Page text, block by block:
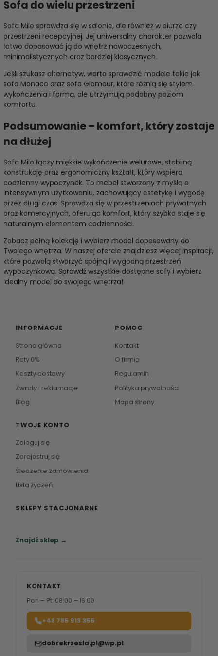
Sofa do wielu przestrzeni
Sofa Milo sprawdza się w salonie, ale również w biurze czy
przestrzeni recepcyjnej. Jej uniwersalny charakter pozwala
łatwo dopasować ją do wnętrz nowoczesnych,
minimalistycznych oraz bardziej klasycznych.
Jeśli szukasz alternatyw, warto sprawdzić modele takie jak
sofa Monaco oraz sofa Glamour, które różnią się stylem
wykończenia i formą, ale utrzymują podobny poziom
komfortu.
Podsumowanie – komfort, który zostaje
na dłużej
Sofa Milo łączy miękkie wykończenie welurowe, stabilną
konstrukcję oraz ergonomiczny kształt, który wspiera
codzienny wypoczynek. To mebel stworzony z myślą o
intensywnym użytkowaniu, zachowujący estetykę i wygodę
przez długi czas. Sprawdza się w przestrzeniach prywatnych
oraz komercyjnych, oferując komfort, który szybko staje się
naturalnym elementem codzienności.
Zobacz pełną kolekcję i wybierz model dopasowany do
Twojego wnętrza. W naszej ofercie znajdziesz więcej inspiracji,
które pozwolą stworzyć spójną i wygodną przestrzeń
wypoczynkową. Sprawdź wszystkie dostępne sofy i wybierz
idealny model do swojego wnętrza!
INFORMACJE
Strona główna
Raty 0%
Koszty dostawy
Zwroty i reklamacje
Blog
POMOC
Kontakt
O firmie
Regulamin
Polityka prywatności
Mapa strony
TWOJE KONTO
Zaloguj się
Zarejestruj się
Śledzenie zamówienia
Lista życzeń
SKLEPY STACJONARNE
Znajdź sklep →
KONTAKT
Pon – Pt: 08:00 – 16:00
+48 785 913 355
dobrekrzesla.pl@wp.pl